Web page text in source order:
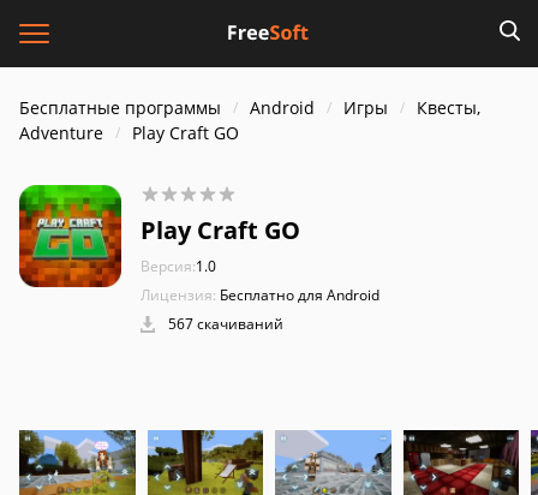
Бесплатные программы Android Игры
Квесты,
Adventure
Play Craft GO
Play Craft GO
Версия:1.0
Лицензия: Бесплатно для Android
567 скачиваний